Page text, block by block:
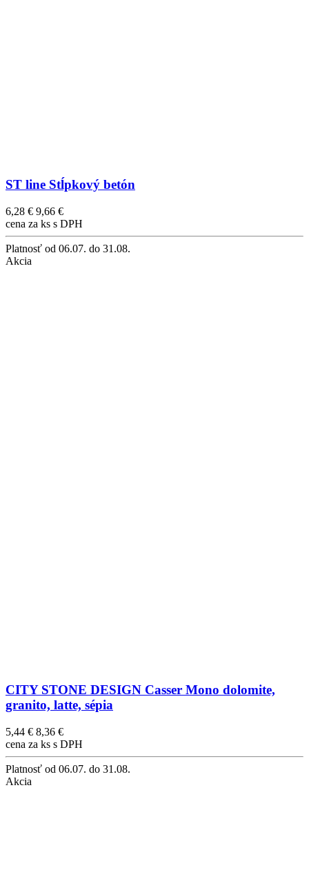
ST line Stĺpkový betón
6,28 € 9,66 €
cena za ks s DPH
Platnosť od 06.07. do 31.08.
Akcia
CITY STONE DESIGN Casser Mono dolomite,
granito, latte, sépia
5,44 € 8,36 €
cena za ks s DPH
Platnosť od 06.07. do 31.08.
Akcia